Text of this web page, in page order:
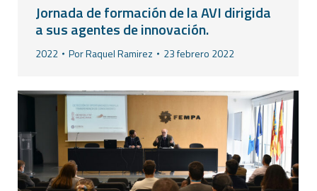
Jornada de formación de la AVI dirigida
a sus agentes de innovación.
2022 PorRaquel Ramirez 23 febrero 2022